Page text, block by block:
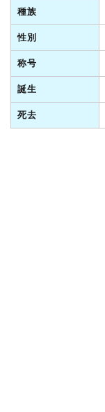
種族
性別
称号
誕生
死去